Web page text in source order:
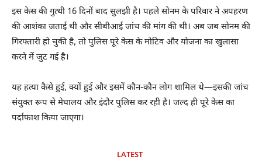
इस केस की गुत्थी 16 दिनों बाद सुलझी है। पहले सोनम के परिवार ने अपहरण
की आशंका जताई थी और सीबीआई जांच की मांग की थी। अब जब सोनम की
गिरफ्तारी हो चुकी है, तो पुलिस पूरे केस के मोटिव और योजना का खुलासा
करने में जुट गई है।
यह हत्या कैसे हुई, क्यों हुई और इसमें कौन-कौन लोग शामिल थे—इसकी जांच
संयुक्त रूप से मेघालय और इंदौर पुलिस कर रही है। जल्द ही पूरे केस का
पर्दाफाश किया जाएगा।
LATEST